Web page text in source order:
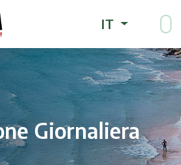
IT
Giornaliera